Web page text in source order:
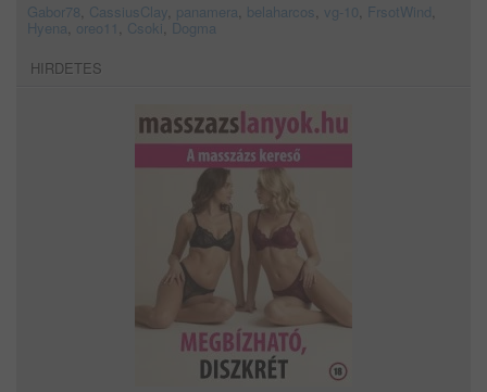
Gabor78, CassiusClay, panamera, belaharcos , vg-10, FrsotWind,
Hyena, oreo11 , Csoki, Dogma
HIRDETES